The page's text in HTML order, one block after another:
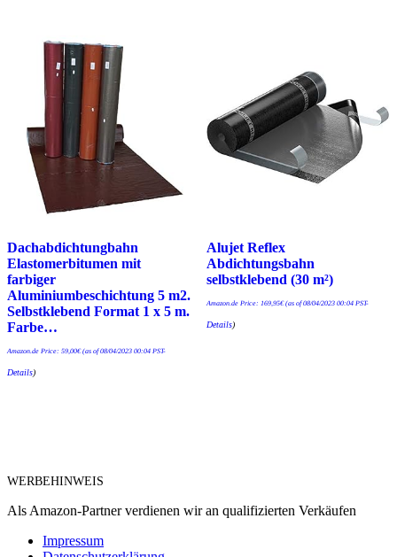
Dachabdichtungbahn
Elastomerbitumen mit
farbiger
Aluminiumbeschichtung 5 m2.
Selbstklebend Format 1 x 5 m.
Farbe…
Amazon.de Price: 59,00€(as of 08/04/2023 00:04 PST-
Details)
Alujet Reflex
Abdichtungsbahn
selbstklebend (30 m²)
Amazon.de Price: 169,95€(as of 08/04/2023 00:04 PST-
Details)
WERBEHINWEIS
Als Amazon-Partner verdienen wir an qualifizierten Verkäufen
Impressum